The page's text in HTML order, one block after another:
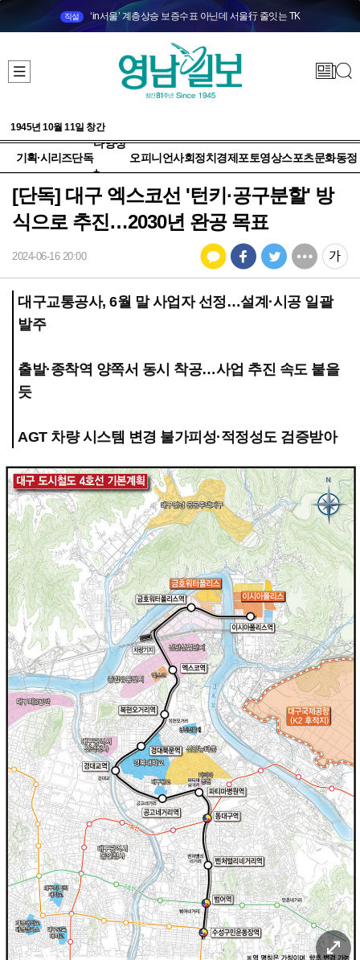
직설 ‘in서울’ 계층상승 보증수표 아닌데 서울行 줄잇는 TK
1945년 10월 11일 창간
기획·시리즈단독
다양성
+
오피니언사회정치 경제 포토영상스포츠문화동정
[단독] 대구 엑스코선 '턴키·공구분할' 방
식으로 추진…2030년 완공 목표
2024-06-16 20:00
대구교통공사, 6월 말 사업자 선정…설계·시공 일괄
발주
출발·종착역 양쪽서 동시 착공…사업 추진 속도 붙을
듯
AGT 차량 시스템 변경 불가피성·적정성도 검증받아